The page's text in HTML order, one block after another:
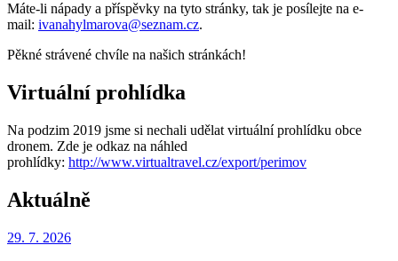
Máte-li nápady a příspěvky na tyto stránky, tak je posílejte na e-
mail: ivanahylmarova@seznam.cz.
Pěkné strávené chvíle na našich stránkách!
Virtuální prohlídka
Na podzim 2019 jsme si nechali udělat virtuální prohlídku obce
dronem. Zde je odkaz na náhled
prohlídky: http://www.virtualtravel.cz/export/perimov
Aktuálně
29. 7. 2026